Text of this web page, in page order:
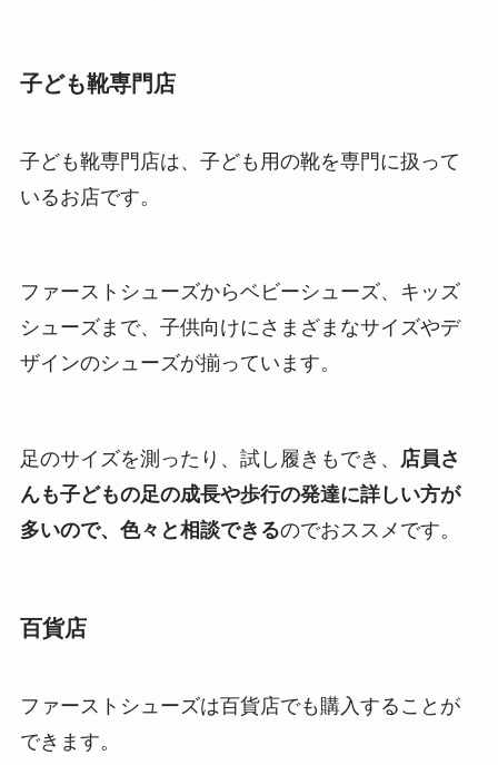
子ども靴専門店
子ども靴専門店は、子ども用の靴を専門に扱って
いるお店です。
ファーストシューズからベビーシューズ、キッズ
シューズまで、子供向けにさまざまなサイズやデ
ザインのシューズが揃っています。
足のサイズを測ったり、試し履きもでき、 店員さ
んも子どもの足の成長や歩行の発達に詳しい方が
多いので、色々と相談できるのでおススメです。
百貨店
ファーストシューズは百貨店でも購入することが
できます。